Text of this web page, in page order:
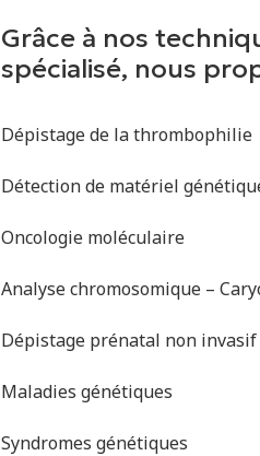
Grâce à nos
spécialisé, nous
Dépistage de la thrombophilie
Détection de matériel
Oncologie moléculaire
Analyse chromosomique –
Dépistage prénatal non invasif
Maladies génétiques
Syndromes génétiques